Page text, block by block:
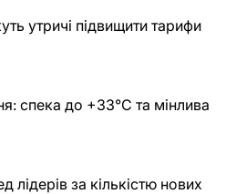
утричі підвищити тарифи
спека до +33°C та мінлива
за кількістю нових